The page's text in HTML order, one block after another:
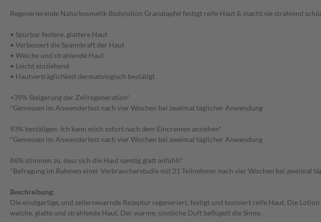
Regenerierende Naturkosmetik Bodylotion Granatapfel festigt reife Haut & macht sie strahlend
• Spürbar festere, glattere Haut
• Verbessert die Spannkraft der Haut
• Weiche und strahlende Haut
• Leicht einziehend
• Hautverträglichkeit dermatologisch bestätigt
+39% Steigerung der Zellregeneration*
*Gemessen im Anwendertest nach vier Wochen bei zweimal täglicher Anwendung
93% bestätigen: Ich kann mich sofort nach dem Eincremen anziehen*
*Gemessen im Anwendertest nach vier Wochen bei zweimal täglicher Anwendung
86% stimmen zu, dass sich die Haut samtig glatt anfühlt*
*Befragung im Rahmen einer Verbraucherstudie mit 21 Teilnehmer nach vier Wochen bei zweimal
Beschreibung:
Die einzigartige, und zellerneuernde Rezeptur regeneriert, festigt und tonisiert reife Haut. Die
weiche, glatte und strahlende Haut. Der warme, sinnliche Duft beflügelt die Sinne.